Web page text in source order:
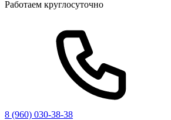
Работаем круглосуточно
8 (960) 030-38-38